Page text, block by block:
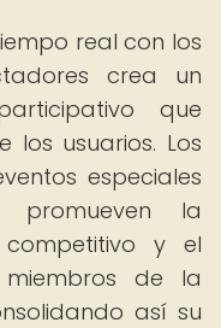
real con los
crea un
que
los usuarios. Los
especiales
promueven la
y el
de la
así su